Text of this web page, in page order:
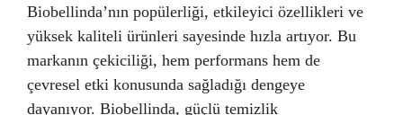
Biobellinda’nın popülerliği, etkileyici özellikleri ve
yüksek kaliteli ürünleri sayesinde hızla artıyor. Bu
markanın çekiciliği, hem performans hem de
çevresel etki konusunda sağladığı dengeye
dayanıyor. Biobellinda, güçlü temizlik